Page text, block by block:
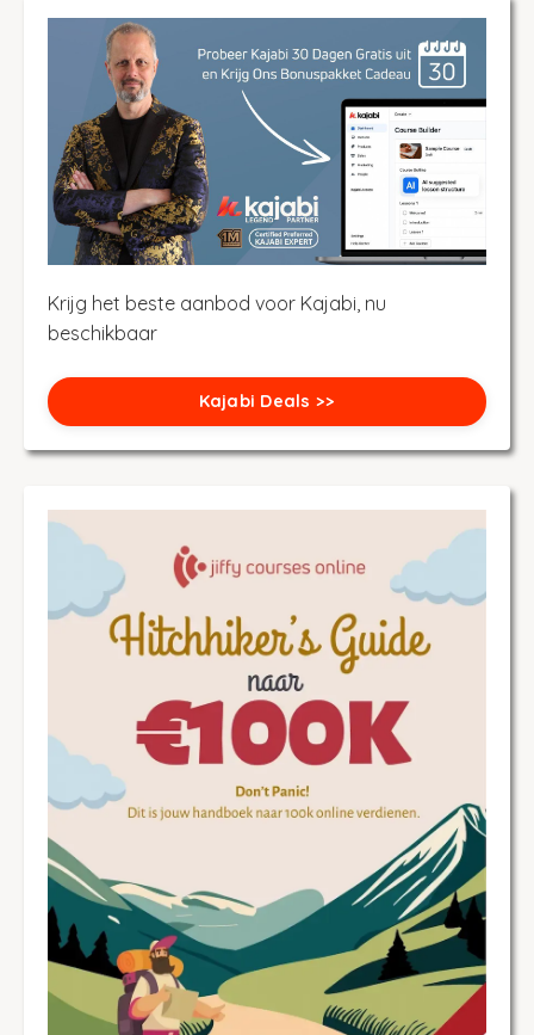
Krijg het beste aanbod voor Kajabi, nu
beschikbaar
Kajabi Deals >>